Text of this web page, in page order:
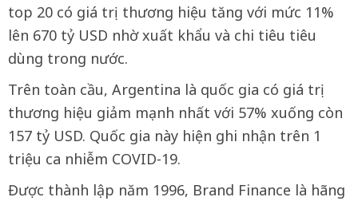
top 20 có giá trị thương hiệu tăng với mức 11%
lên 670 tỷ USD nhờ xuất khẩu và chi tiêu tiêu
dùng trong nước.
Trên toàn cầu, Argentina là quốc gia có giá trị
thương hiệu giảm mạnh nhất với 57% xuống còn
157 tỷ USD. Quốc gia này hiện ghi nhận trên 1
triệu ca nhiễm COVID-19.
Được thành lập năm 1996, Brand Finance là hãng